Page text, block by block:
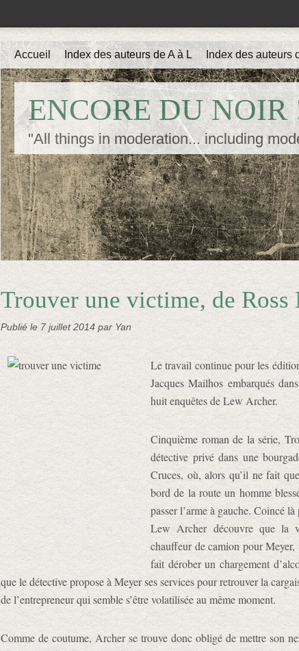
ENCORE DU NOIR
"All things in moderation... including
Accueil Index des auteurs de A à L Index des auteurs
Trouver une victime, de Ross
Publié le 7 juillet 2014 par Yan
Le travail continue pour les
Jacques Mailhos embarqués
huit enquêtes de Lew Archer.
Cinquième roman de la série,
détective privé dans une
Cruces, où, alors qu’il ne fait
bord de la route un homme
passer l’arme à gauche. Coincé
Lew Archer découvre que la
chauffeur de camion pour Meyer,
fait dérober un chargement
que le détective propose à Meyer ses services pour retrouver la
de l’entrepreneur qui semble s’être volatilisée au même moment.
Comme de coutume, Archer se trouve donc obligé de mettre son